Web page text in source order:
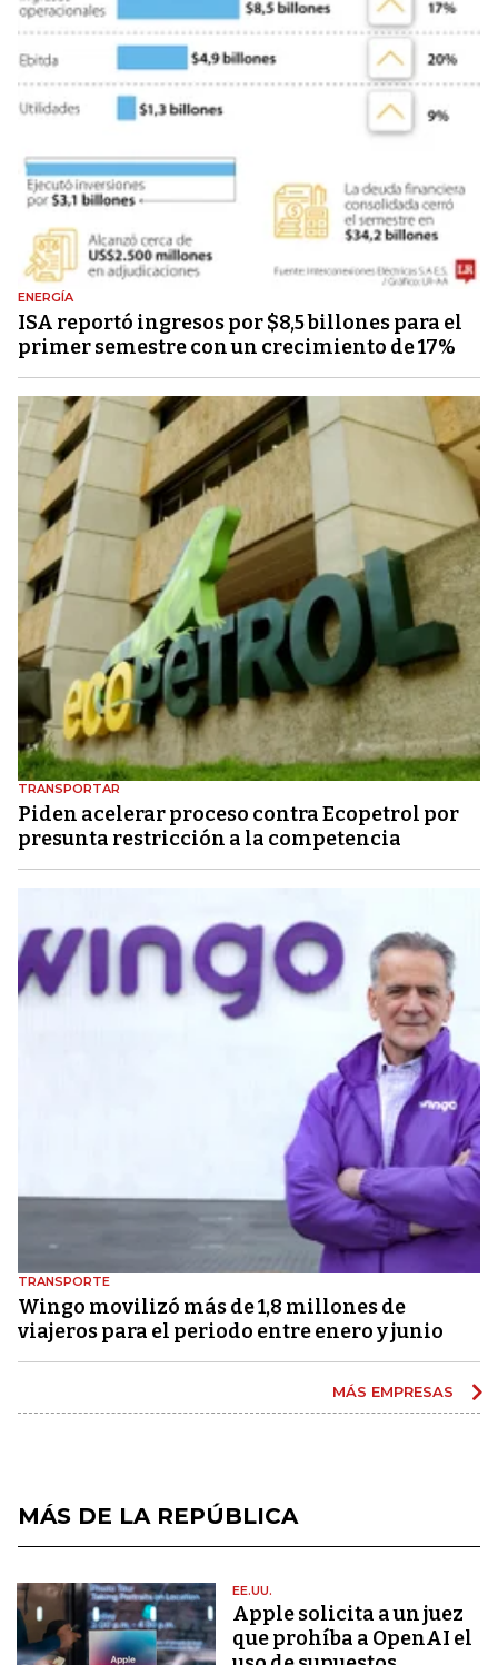
ENERGÍA
ISA reportó ingresos por $8,5 billones para el
primer semestre con un crecimiento de 17%
TRANSPORTAR
Piden acelerar proceso contra Ecopetrol por
presunta restricción a la competencia
TRANSPORTE
Wingo movilizó más de 1,8 millones de
viajeros para el periodo entre enero y junio
MÁS EMPRESAS
MÁS DE LA REPÚBLICA
EE.UU.
Apple solicita a un juez
que prohíba a OpenAI el